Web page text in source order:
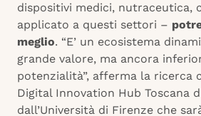
dispositivi medici, nutraceutica,
applicato a questi settori –
meglio. “E’ un ecosistema
grande valore, ma ancora
potenzialità”, afferma la ricerca
Digital Innovation Hub Toscana
dall’Università di Firenze che